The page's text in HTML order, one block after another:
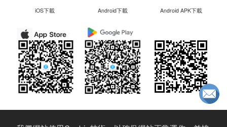
iOS下載 Android下載 Android APK下載